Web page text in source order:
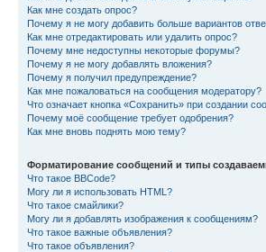
Как мне создать опрос?
Почему я не могу добавить больше вариантов
Как мне отредактировать или удалить опрос?
Почему мне недоступны некоторые форумы?
Почему я не могу добавлять вложения?
Почему я получил предупреждение?
Как мне пожаловаться на сообщения модератору?
Что означает кнопка «Сохранить» при создании
Почему моё сообщение требует одобрения?
Как мне вновь поднять мою тему?
Форматирование сообщений и типы
Что такое BBCode?
Могу ли я использовать HTML?
Что такое смайлики?
Могу ли я добавлять изображения к сообщениям?
Что такое важные объявления?
Что такое объявления?